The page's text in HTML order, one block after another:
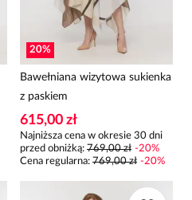
20%
Bawełniana wizytowa sukienka
z paskiem
615,00 zł
Najniższa cena w okresie 30 dni
przed obniżką: 769,00 zł -20%
Cena regularna: 769,00 zł -20%